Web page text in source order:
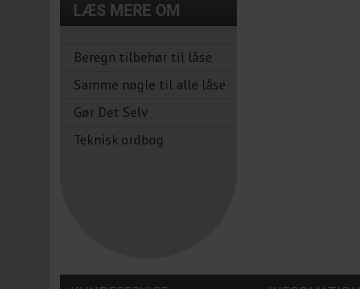
LÆS MERE OM
Beregn tilbehør til låse
Samme nøgle til alle låse
Gør Det Selv
Teknisk ordbog